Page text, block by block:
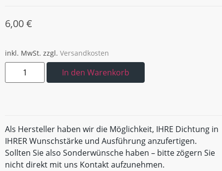
6,00€
inkl. MwSt. zzgl. Versandkosten
In den Warenkorb
Als Hersteller haben wir die Möglichkeit, IHRE Dichtung in
IHRER Wunschstärke und Ausführung anzufertigen.
Sollten Sie also Sonderwünsche haben – bitte zögern Sie
nicht direkt mit uns Kontakt aufzunehmen.